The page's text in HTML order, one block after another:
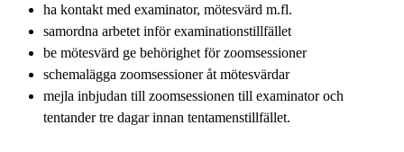
ha kontakt med examinator, mötesvärd m.fl.
samordna arbetet inför examinationstillfället
be mötesvärd ge behörighet för zoomsessioner
schemalägga zoomsessioner åt mötesvärdar
mejla inbjudan till zoomsessionen till examinator och
tentander tre dagar innan tentamenstillfället.